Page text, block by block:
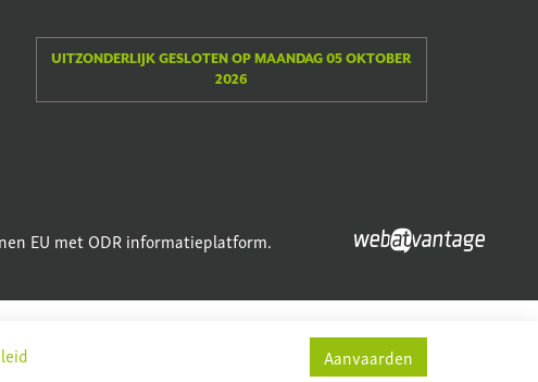
UITZONDERLIJK GESLOTEN OP MAANDAG 05 OKTOBER
2026
EU met ODR informatieplatform.
Aanvaarden